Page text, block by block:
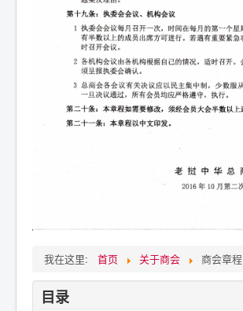
我在这里: 首页 关于商会 商会章程
目录